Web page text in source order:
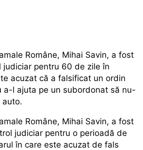
Române, Mihai Savin, a fost
judiciar pentru 60 de zile în
acuzat că a falsificat un ordin
a-l ajuta pe un subordonat să nu-
auto.
Române, Mihai Savin, a fost
judiciar pentru o perioadă de
în care este acuzat de fals